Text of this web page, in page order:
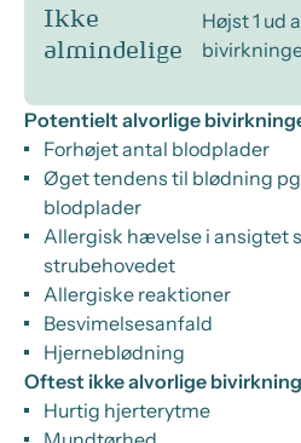
Ikke
almindelige
Højst 1 ud
Potentielt alvorlige
Forhøjet antal blodplader
Øget tendens til blødning
blodplader
Allergisk hævelse i ansigtet
strubehovedet
Allergiske reaktioner
Besvimelsesanfald
Hjerneblødning
Oftest ikke alvorlige
Hurtig hjerterytme